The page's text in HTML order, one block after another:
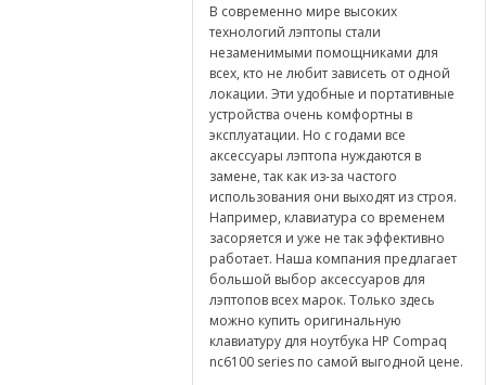
В современно мире высоких
технологий лэптопы стали
незаменимыми помощниками для
всех, кто не любит зависеть от одной
локации. Эти удобные и портативные
устройства очень комфортны в
эксплуатации. Но с годами все
аксессуары лэптопа нуждаются в
замене, так как из-за частого
использования они выходят из строя.
Например, клавиатура со временем
засоряется и уже не так эффективно
работает. Наша компания предлагает
большой выбор аксессуаров для
лэптопов всех марок. Только здесь
можно купить оригинальную
клавиатуру для ноутбука HP Compaq
nc6100 series по самой выгодной цене.